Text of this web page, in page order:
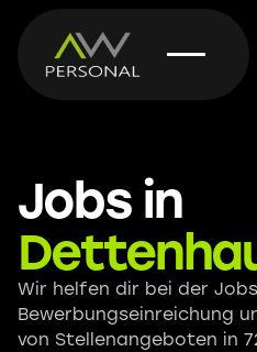
Jobs in
Wir helfen dir bei der
Bewerbungseinreichung
von Stellenangeboten in